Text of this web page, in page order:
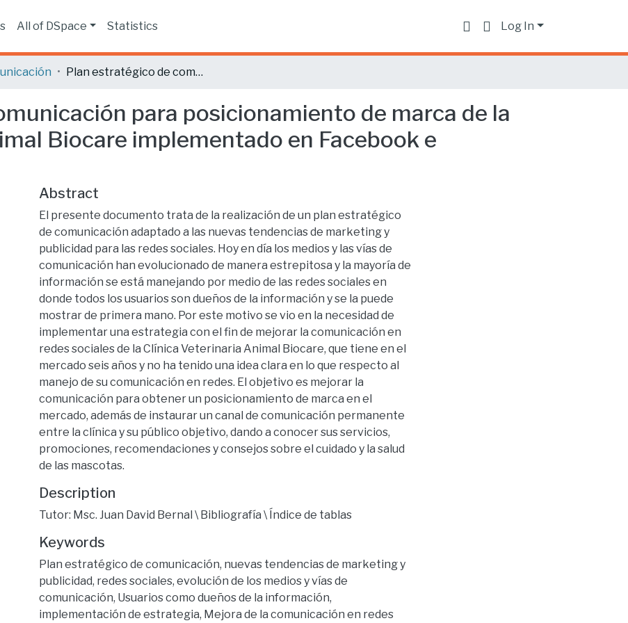
All of DSpace Statistics Log In
Plan estratégico de comunicación para posicionamiento de marca de la Clínica Veterinaria Animal Biocare implementado en Facebook e Instagram.
para posicionamiento de marca de la
Biocare implementado en Facebook e
Abstract
El presente documento trata de la realización de un plan estratégico
de comunicación adaptado a las nuevas tendencias de marketing y
publicidad para las redes sociales. Hoy en día los medios y las vías de
comunicación han evolucionado de manera estrepitosa y la mayoría de
información se está manejando por medio de las redes sociales en
donde todos los usuarios son dueños de la información y se la puede
mostrar de primera mano. Por este motivo se vio en la necesidad de
implementar una estrategia con el fin de mejorar la comunicación en
redes sociales de la Clínica Veterinaria Animal Biocare, que tiene en el
mercado seis años y no ha tenido una idea clara en lo que respecto al
manejo de su comunicación en redes. El objetivo es mejorar la
comunicación para obtener un posicionamiento de marca en el
mercado, además de instaurar un canal de comunicación permanente
entre la clínica y su público objetivo, dando a conocer sus servicios,
promociones, recomendaciones y consejos sobre el cuidado y la salud
de las mascotas.
Description
Tutor: Msc. Juan David Bernal \ Bibliografía \ Índice de tablas
Keywords
Plan estratégico de comunicación, nuevas tendencias de marketing y
publicidad, redes sociales, evolución de los medios y vías de
comunicación, Usuarios como dueños de la información,
implementación de estrategia, Mejora de la comunicación en redes